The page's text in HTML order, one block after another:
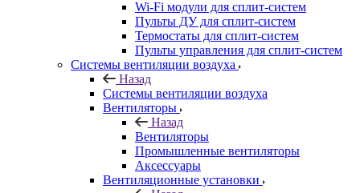
Wi-Fi модули для сплит-систем
Пульты ДУ для сплит-систем
Термостаты для сплит-систем
Пульты управления для сплит-систем
Системы вентиляции воздуха
Назад
Системы вентиляции воздуха
Вентиляторы
Назад
Вентиляторы
Промышленные вентиляторы
Аксессуары
Вентиляционные установки